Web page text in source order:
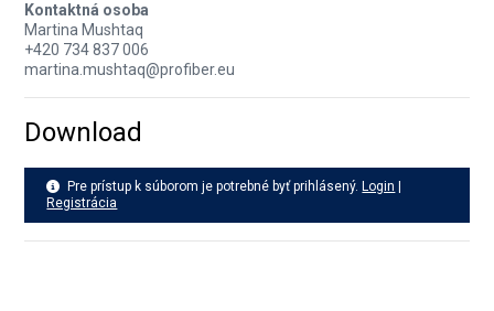
Kontaktná osoba
Martina Mushtaq
+420 734 837 006
martina.mushtaq@profiber.eu
Download
Pre prístup k súborom je potrebné byť prihlásený. Login
Registrácia